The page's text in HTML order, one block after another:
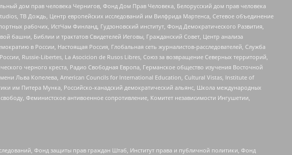
дом прав человека Чернигов, Фонд Дом Прав Человека, Белорусский дом прав человека
ТВ Дождь, Центр европейских исследований им Вилфрида Мартенса, Сетевое объединение
рабочих, ИстЧам Финланд, Гудзоновский институт, Фонд Демократического Развития,
башни, Библии и трактатов Свидетелей Иеговы, Гражданский Совет, Центр анализа
в России, Настоящая Россия, Глобальная сеть журналистов-расследователей, Служба
Russie-Libertes, La Asocicion de Rusos Libres, Союз за возвращение Северных территорий,
черного креста, Радио Свободная Европа, Германское общество изучения Восточной
Льва Копелева, American Councils for International Education, Cultural Vistas, Institute of
им Питера Мунка, Российско-канадский демократический альянс, Школа международных
Феминистское антивоенное сопротивление, Комитет независимости Ингушетии,
Фонд защиты прав граждан Штаб, Институт права и публичной политики, Фонд